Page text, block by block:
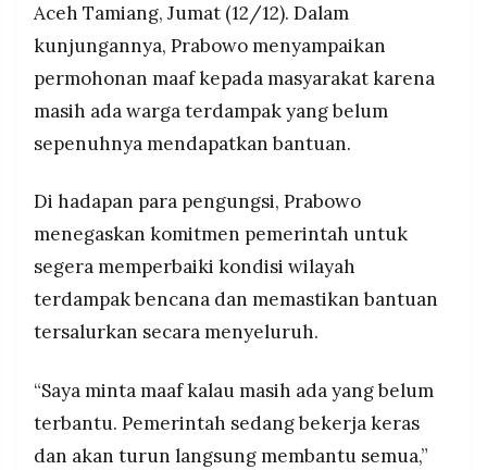
MEDIA
PRAMUDITA
©
-
2026
PT.
MEDIA
PRAMUDITA
Presiden mengingatkan pentingnya menjaga
lingkungan serta melanjutkan peninjauan
bencana ke Aceh Tengah.
Aceh Tamiang, Jumat (12/12). Dalam
kunjungannya, Prabowo menyampaikan
permohonan maaf kepada masyarakat karena
masih ada warga terdampak yang belum
sepenuhnya mendapatkan bantuan.
Di hadapan para pengungsi, Prabowo
menegaskan komitmen pemerintah untuk
segera memperbaiki kondisi wilayah
terdampak bencana dan memastikan bantuan
tersalurkan secara menyeluruh.
“Saya minta maaf kalau masih ada yang belum
terbantu. Pemerintah sedang bekerja keras
dan akan turun langsung membantu semua,”